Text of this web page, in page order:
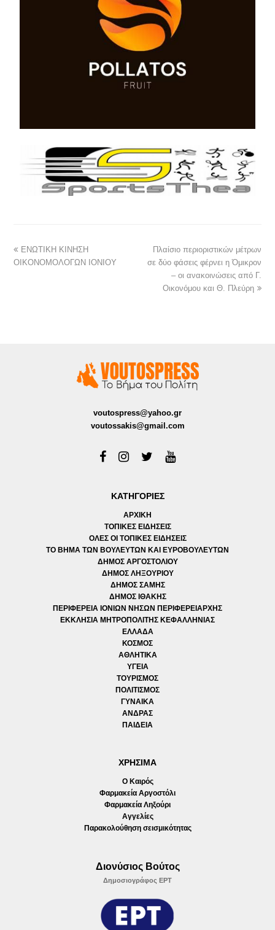
ΕΝΩΤΙΚΗ ΚΙΝΗΣΗ
ΟΙΚΟΝΟΜΟΛΟΓΩΝ ΙΟΝΙΟΥ
Πλαίσιο περιοριστικών μέτρων
σε δύο φάσεις φέρνει η Όμικρον
– οι ανακοινώσεις από Γ.
Οικονόμου και Θ. Πλεύρη
voutospress@yahoo.gr
voutossakis@gmail.com
ΚΑΤΗΓΟΡΙΕΣ
ΑΡΧΙΚΗ
ΤΟΠΙΚΕΣ ΕΙΔΗΣΕΙΣ
ΟΛΕΣ ΟΙ ΤΟΠΙΚΕΣ ΕΙΔΗΣΕΙΣ
ΤΟ ΒΗΜΑ ΤΩΝ ΒΟΥΛΕΥΤΩΝ ΚΑΙ ΕΥΡΟΒΟΥΛΕΥΤΩΝ
ΔΗΜΟΣ ΑΡΓΟΣΤΟΛΙΟΥ
ΔΗΜΟΣ ΛΗΞΟΥΡΙΟΥ
ΔΗΜΟΣ ΣΑΜΗΣ
ΔΗΜΟΣ ΙΘΑΚΗΣ
ΠΕΡΙΦΕΡΕΙΑ ΙΟΝΙΩΝ ΝΗΣΩΝ ΠΕΡΙΦΕΡΕΙΑΡΧΗΣ
ΕΚΚΛΗΣΙΑ ΜΗΤΡΟΠΟΛΙΤΗΣ ΚΕΦΑΛΛΗΝΙΑΣ
ΕΛΛΑΔΑ
ΚΟΣΜΟΣ
ΑΘΛΗΤΙΚΑ
ΥΓΕΙΑ
ΤΟΥΡΙΣΜΟΣ
ΠΟΛΙΤΙΣΜΟΣ
ΓΥΝΑΙΚΑ
ΑΝΔΡΑΣ
ΠΑΙΔΕΙΑ
ΧΡΗΣΙΜΑ
Ο Καιρός
Φαρμακεία Αργοστόλι
Φαρμακεία Ληξούρι
Αγγελίες
Παρακολούθηση σεισμικότητας
Διονύσιος Βούτος
Δημοσιογράφος ΕΡΤ